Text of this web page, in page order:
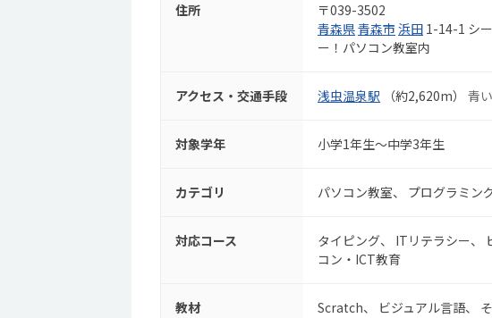
住所
〒039-3502
青森県青森市 浜田 1-14-1 シ
ー！パソコン教室内
アクセス・交通手段 浅虫温泉駅 （約2,620m） 青
対象学年 小学1年生～中学3年生
カテゴリ パソコン教室 プログラミン
対応コース タイピング ITリテラシー
コン・ICT教育
教材 Scratch ビジュアル言語